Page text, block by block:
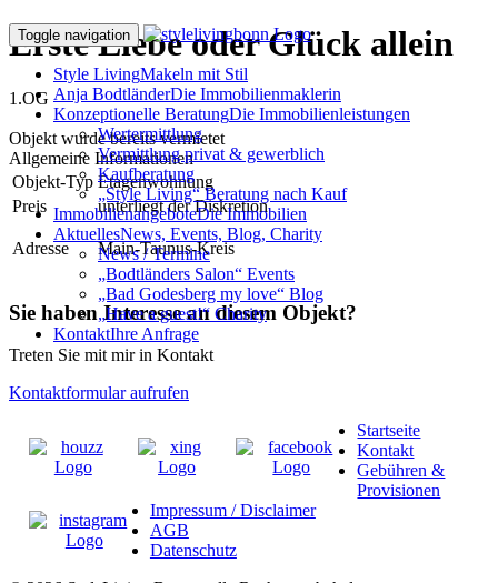
Toggle navigation
Style LivingMakeln mit Stil
Anja BodtländerDie Immobilienmaklerin
Konzeptionelle BeratungDie Immobilienleistungen
Wertermittlung
Vermittlung privat & gewerblich
Kaufberatung
„Style Living“ Beratung nach Kauf
ImmobilienangeboteDie Immobilien
AktuellesNews, Events, Blog, Charity
News / Termine
„Bodtländers Salon“ Events
„Bad Godesberg my love“ Blog
„Have a guest!“ Charity
KontaktIhre Anfrage
Erste Liebe oder Glück allein
1.OG
Objekt wurde bereits vermietet
Allgemeine Informationen
Objekt-Typ Etagenwohnung
Preis
unterliegt der Diskretion
Adresse Main-Taunus-Kreis
Sie haben Interesse an diesem Objekt?
Treten Sie mit mir in Kontakt
Kontaktformular aufrufen
Startseite
Kontakt
Gebühren &
Provisionen
Impressum / Disclaimer
AGB
Datenschutz